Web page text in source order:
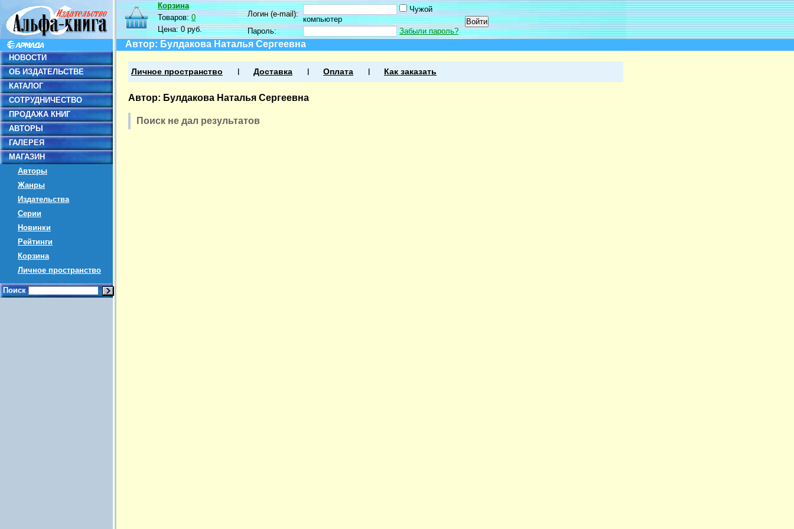
НОВОСТИ
ОБ ИЗДАТЕЛЬСТВЕ
КАТАЛОГ
СОТРУДНИЧЕСТВО
ПРОДАЖА КНИГ
АВТОРЫ
ГАЛЕРЕЯ
МАГАЗИН
Авторы
Жанры
Издательства
Серии
Новинки
Рейтинги
Корзина
Личное пространство
Поиск
Корзина
Товаров:0
Цена:0 руб.
Логин (e-mail):
Чужой
компьютер
Пароль:
Забыли пароль?
Автор: Булдакова Наталья Сергеевна
Личное пространство Доставка Оплата Как заказать
Автор: Булдакова Наталья Сергеевна
Поиск не дал результатов